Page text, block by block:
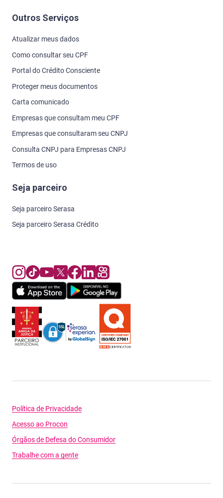
Outros Serviços
Atualizar meus dados
Como consultar seu CPF
Portal do Crédito Consciente
Proteger meus documentos
Carta comunicado
Empresas que consultam meu CPF
Empresas que consultaram seu CNPJ
Consulta CNPJ para Empresas CNPJ
Termos de uso
Seja parceiro
Seja parceiro Serasa
Seja parceiro Serasa Crédito
Política de Privacidade
Acesso ao Procon
Órgãos de Defesa do Consumidor
Trabalhe com a gente